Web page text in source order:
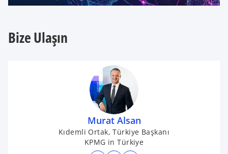
Bize Ulaşın
Murat Alsan
Kıdemli Ortak, Türkiye Başkanı
KPMG in Türkiye